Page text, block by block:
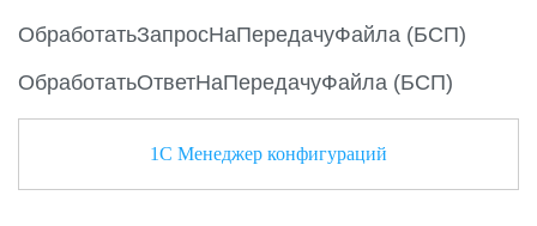
ОбработатьЗапросНаПередачуФайла (БСП)
ОбработатьОтветНаПередачуФайла (БСП)
1С Менеджер конфигураций